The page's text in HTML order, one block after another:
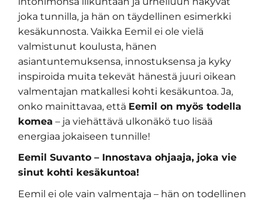
joka tunnilla, ja hän on täydellinen esimerkki
kesäkunnosta. Vaikka Eemil ei ole vielä
valmistunut koulusta, hänen
asiantuntemuksensa, innostuksensa ja kyky
inspiroida muita tekevät hänestä juuri oikean
valmentajan matkallesi kohti kesäkuntoa. Ja,
onko mainittavaa, että Eemil on myös todella
komea – ja viehättävä ulkonäkö tuo lisää
energiaa jokaiseen tunnille!
Eemil Suvanto – Innostava ohjaaja, joka vie
sinut kohti kesäkuntoa!
Eemil ei ole vain valmentaja – hän on todellinen